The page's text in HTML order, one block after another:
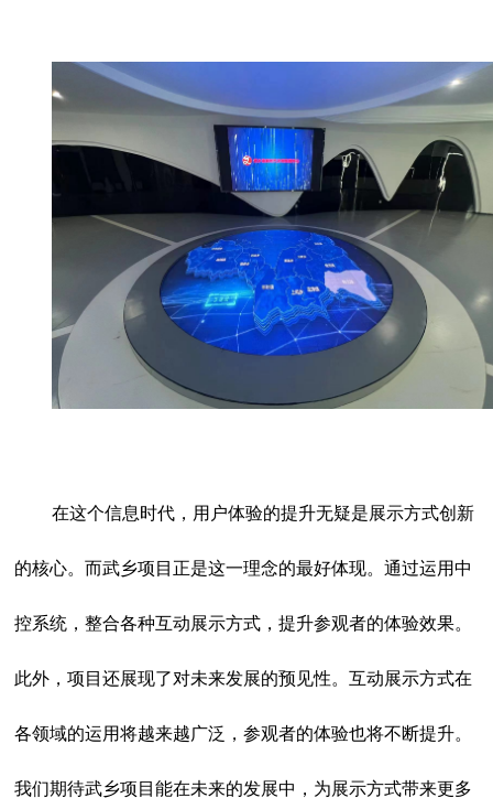
在这个信息时代，用户体验的提升无疑是展示方式创新
的核心。而武乡项目正是这一理念的最好体现。通过运用中
控系统，整合各种互动展示方式，提升参观者的体验效果。
此外，项目还展现了对未来发展的预见性。互动展示方式在
各领域的运用将越来越广泛，参观者的体验也将不断提升。
我们期待武乡项目能在未来的发展中，为展示方式带来更多